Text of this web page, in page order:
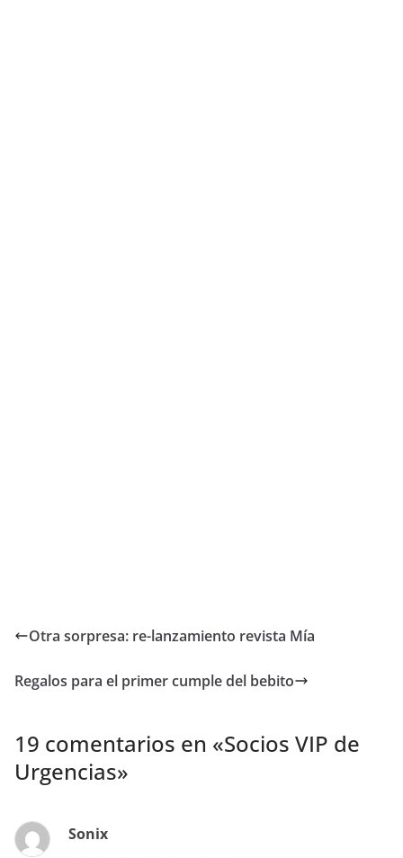
Otra sorpresa: re-lanzamiento revista Mía
Regalos para el primer cumple del bebito
19 comentarios en «Socios VIP de
Urgencias»
Sonix